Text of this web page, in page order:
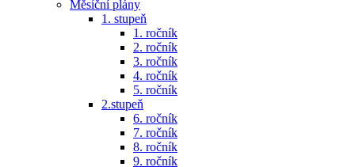
Měsíční plány
1. stupeň
1. ročník
2. ročník
3. ročník
4. ročník
5. ročník
2.stupeň
6. ročník
7. ročník
8. ročník
9. ročník